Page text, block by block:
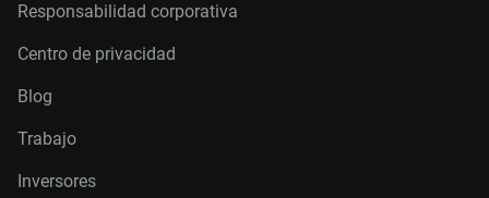
Responsabilidad corporativa
Centro de privacidad
Blog
Trabajo
Inversores